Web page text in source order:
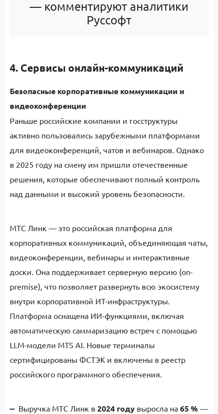
— комментируют аналитики
Руссофт
4. Сервисы онлайн-коммуникаций
Безопасные корпоративные коммуникации и
видеоконференции
Раньше российские компании и госструктуры
активно пользовались зарубежными платформами
для видеоконференций, чатов и вебинаров. Однако
в 2025 году на смену им пришли отечественные
решения, которые обеспечивают полный контроль
над данными и высокий уровень безопасности.
МТС Линк — это российская платформа для
корпоративных коммуникаций, объединяющая чаты,
видеоконференции, вебинары и интерактивные
доски. Она поддерживает серверную версию (on-
premise), что позволяет развернуть всю экосистему
внутри корпоративной ИТ-инфраструктуры.
Платформа оснащена ИИ-функциями, включая
автоматическую саммаризацию встреч с помощью
LLM-модели MTS AI. Новые терминалы
сертифицированы ФСТЭК и включены в реестр
российского программного обеспечения.
Выручка МТС Линк в 2024 году выросла на 65 % —